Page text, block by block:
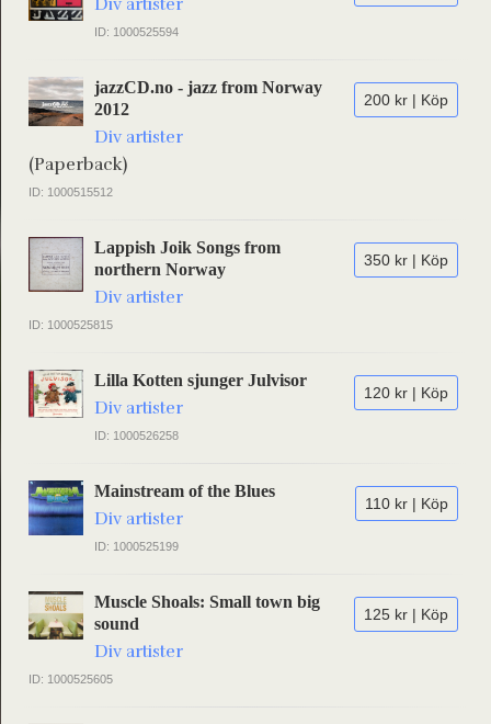
Div artister
ID: 1000525594
200 kr | Köp
jazzCD.no - jazz from Norway
2012
Div artister
(Paperback)
ID: 1000515512
350 kr | Köp
Lappish Joik Songs from
northern Norway
Div artister
ID: 1000525815
120 kr | Köp
Lilla Kotten sjunger Julvisor
Div artister
ID: 1000526258
110 kr | Köp
Mainstream of the Blues
Div artister
ID: 1000525199
125 kr | Köp
Muscle Shoals: Small town big
sound
Div artister
ID: 1000525605